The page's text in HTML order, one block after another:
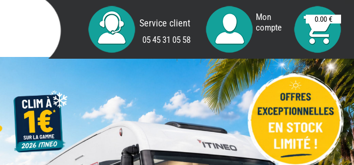
Service client
05 45 31 05 58
Mon
compte
0.00 €